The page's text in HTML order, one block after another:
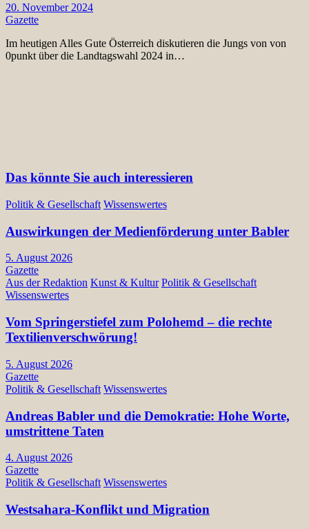
20. November 2024
Gazette
Im heutigen Alles Gute Österreich diskutieren die Jungs von von
0punkt über die Landtagswahl 2024 in…
Das könnte Sie auch interessieren
Politik & Gesellschaft Wissenswertes
Auswirkungen der Medienförderung unter Babler
5. August 2026
Gazette
Aus der Redaktion Kunst & Kultur Politik & Gesellschaft
Wissenswertes
Vom Springerstiefel zum Polohemd – die rechte
Textilienverschwörung!
5. August 2026
Gazette
Politik & Gesellschaft Wissenswertes
Andreas Babler und die Demokratie: Hohe Worte,
umstrittene Taten
4. August 2026
Gazette
Politik & Gesellschaft Wissenswertes
Westsahara-Konflikt und Migration